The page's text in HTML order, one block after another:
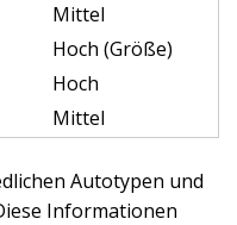
Mittel
Hoch (Größe)
Hoch
Mittel
Autotypen und
Informationen